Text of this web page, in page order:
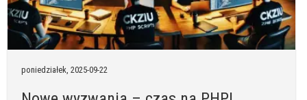
poniedziałek,2025-09-22